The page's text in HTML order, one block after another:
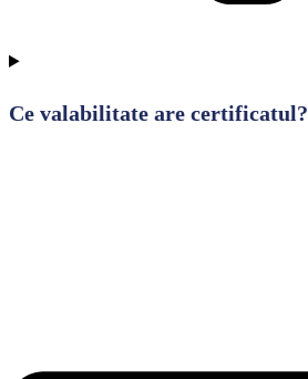
Ce valabilitate are certificatul?